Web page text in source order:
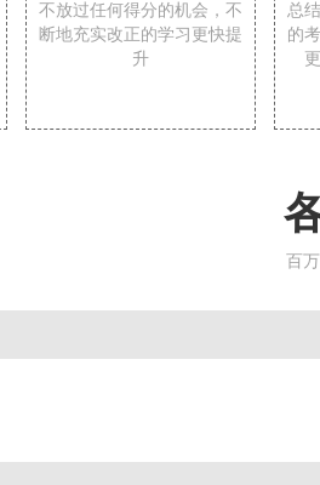
不放过任何得分的机会，不
断地充实改正的学习更快提
升
总
的
百